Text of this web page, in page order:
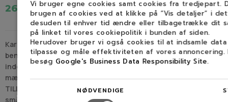
265,00 kr. 82,00 kr.
Karburatordele dækker reservedele til karburatoren på
benzinmaskiner i kategorienTrimmere og kratryddere. Her
indgår især membransæt til forskellige karburatortyper og
mærker, herunder walbro karburator reservedele, ZAMA,
TILLOTSON og STIHL-relaterede dele. Kategorien samler de
små komponenter, der indgår i service og genopbygning af
Vi bruger egne cookies samt cookies fra tredjepart.
brugen af cookies ved at klikke på ”Vis detaljer” i
desuden til enhver tid ændre eller tilbagetrække dit
på linket til vores cookiepolitik i bunden af siden.
Herudover bruger vi også cookies til at indsamle
tilpasse og måle effektiviteten af vores annoncering.
besøg Google's Business Data Responsibility Site.
NØDVENDIGE